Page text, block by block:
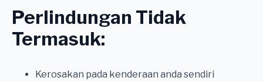
Perlindungan Tidak
Termasuk:
Kerosakan pada kenderaan anda sendiri